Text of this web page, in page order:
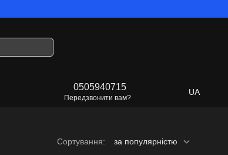
0505940715
Передзвонити вам?
UA
Сортування: за популярністю